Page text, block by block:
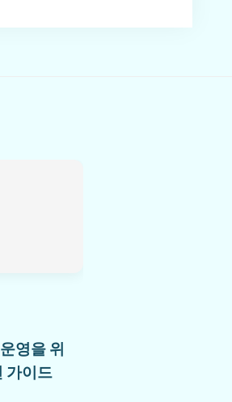
영을 위
가이드